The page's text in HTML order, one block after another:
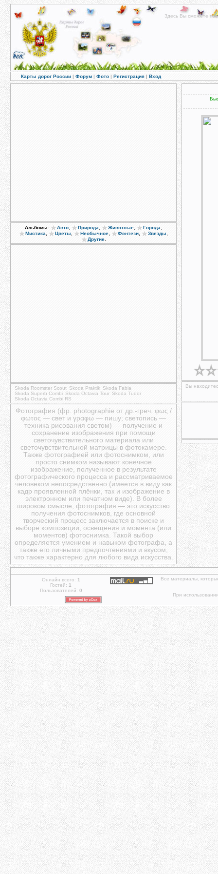
Здесь Вы сможете
Карты дорог России | Форум | Фото | Регистрация | Вход
Альбомы: Авто Природа Животные Города
Мистика Цветы Необычное Фэнтези Звезды
Другие.
Skoda Roomster Scout Skoda Praktik Skoda Fabia
Skoda Superb Combi Skoda Octavia Tour Skoda Tudor
Skoda Octavia Combi RS
Фотография (фр. photographie от др.-греч. φως /
φωτος — свет и γραφω — пишу; светопись —
техника рисования светом) — получение и
сохранение изображения при помощи
светочувствительного материала или
светочувствительной матрицы в фотокамере.
Также фотографией или фотоснимком, или
просто снимком называют конечное
изображение, полученное в результате
фотографического процесса и рассматриваемое
человеком непосредственно (имеется в виду как
кадр проявленной плёнки, так и изображение в
электронном или печатном виде). В более
широком смысле, фотография — это искусство
получения фотоснимков, где основной
творческий процесс заключается в поиске и
выборе композиции, освещения и момента (или
моментов) фотоснимка. Такой выбор
определяется умением и навыком фотографа, а
также его личными предпочтениями и вкусом,
что также характерно для любого вида искусства.
Вы
Онлайн всего: 1
Гостей: 1
Пользователей: 0
Все материалы,
При